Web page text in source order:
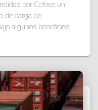
por Cofoce un
de carga de
algunos beneficios